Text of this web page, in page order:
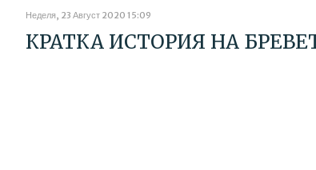
Неделя, 23 Август 2020 15:09
КРАТКА ИСТОРИЯ НА